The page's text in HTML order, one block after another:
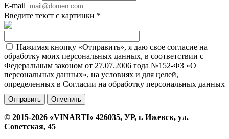
E-mail
Введите текст с картинки *
Нажимая кнопку «Отправить», я даю свое согласие на
обработку моих персональных данных, в соответствии с
Федеральным законом от 27.07.2006 года №152-ФЗ «О
персональных данных», на условиях и для целей,
определенных в Согласии на обработку персональных данных
Отменить
© 2015-2026 «VINARTI» 426035, УР, г. Ижевск, ул.
Советская, 45